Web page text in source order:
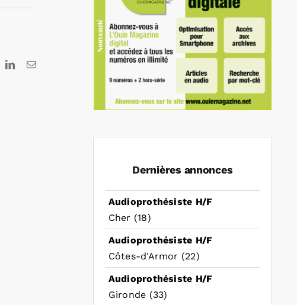
LinkedInEmail
Dernières annonces
Audioprothésiste H/F
Cher (18)
Audioprothésiste H/F
Côtes-d'Armor (22)
Audioprothésiste H/F
Gironde (33)